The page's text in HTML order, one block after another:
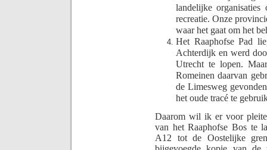
landelijke
recreatie. Onze
waar het gaat om het
Het Raaphofse Pad
Achterdijk en werd
Utrecht te lopen.
Romeinen daarvan
de Limesweg
het oude tracé te
Daarom wil ik er voor
van het Raaphofse Bos te
A12 tot de Oostelijke